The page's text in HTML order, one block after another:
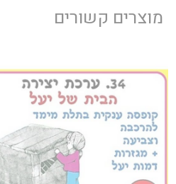
מוצרים קשורים